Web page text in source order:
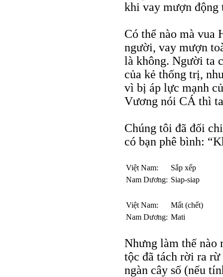
khi vay mượn
Có thể nào mà vua
người, vay mượn
là không. Người ta
của kẻ thống trị,
vì bị áp lực mạnh
Vương nói CÁ thì
Chúng tôi đã đối
có bạn phê bình:
Việt Nam:
Sắp xếp
Nam Dương: Siap-siap
Việt Nam:
Mất (chết)
Nam Dương: Mati
Nhưng làm thế nào
tộc đã tách rời ra rừ
ngàn cây số (nếu